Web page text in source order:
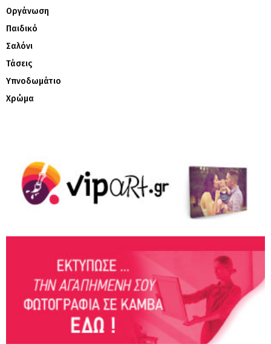
Οργάνωση
Παιδικό
Σαλόνι
Τάσεις
Υπνοδωμάτιο
Χρώμα